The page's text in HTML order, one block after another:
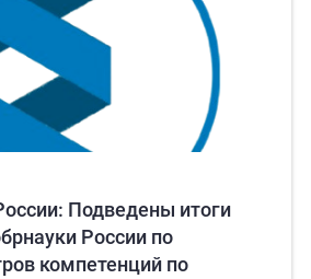
Подведены итоги
России по
компетенций по